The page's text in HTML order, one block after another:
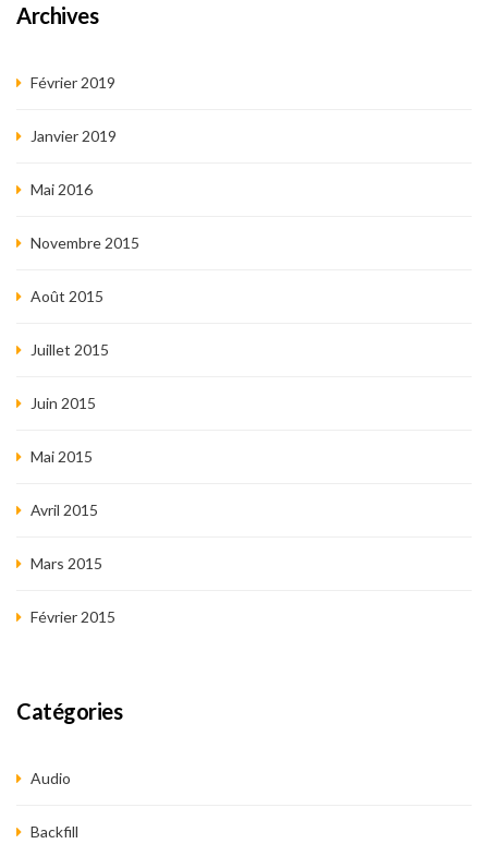
Archives
Février 2019
Janvier 2019
Mai 2016
Novembre 2015
Août 2015
Juillet 2015
Juin 2015
Mai 2015
Avril 2015
Mars 2015
Février 2015
Catégories
Audio
Backfill